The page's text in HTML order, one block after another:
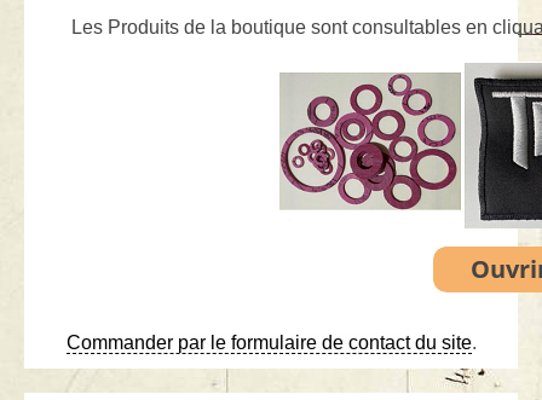
Les Produits de la boutique sont consultables en
Commander par le formulaire de contact du site.